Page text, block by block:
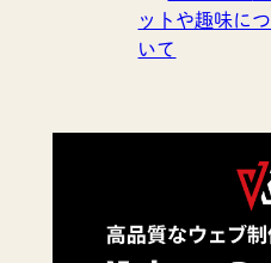
ットや趣味につ
いて